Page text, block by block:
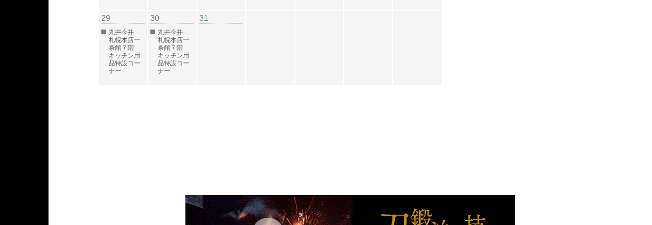
29
丸井今井
札幌本店一
条館７階
キッチン用
品特設コー
ナー
30
丸井今井
札幌本店一
条館７階
キッチン用
品特設コー
ナー
31